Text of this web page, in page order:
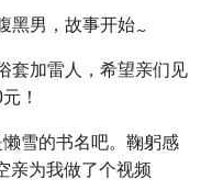
黑男，故事开始~
套加雷人，希望亲们见
！
雪的书名吧。鞠躬感
亲为我做了个视频